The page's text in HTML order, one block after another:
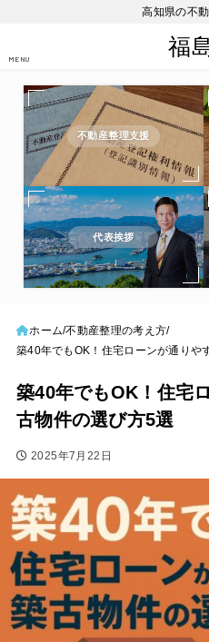
高知県の不
福
MENU
不動産整理支援
代表挨拶
ホーム 不動産整理の考え方
築40年でもOK！住宅ローンが通りや
築40年でもOK！住宅
古物件の選び方5選
2025年7月22日